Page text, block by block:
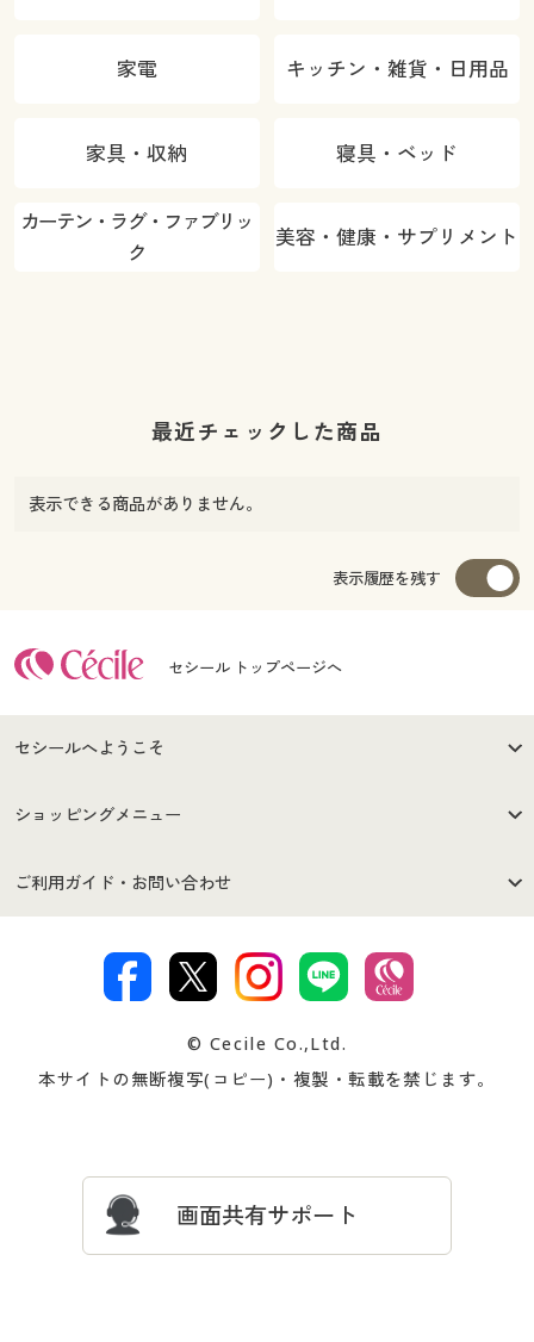
家電 キッチン・雑貨・日用品
家具・収納 寝具・ベッド
カーテン・ラグ・ファブリッ
ク
美容・健康・サプリメント
最近チェックした商品
表示できる商品がありません。
表示履歴を残す
セシール トップページへ
セシールへようこそ
はじめての方へ
セシールご利用規約
著作権・商標について 会社案内
ショッピングメニュー
商品カテゴリ
プレゼント＆キャンペーン サイトマップ
ご利用ガイド・お問い合わせ
交換・返品は お支払は
ついて
忘れの場合
© Cecile Co.,Ltd.
本サイトの無断複写(コピー)・複製・転載を禁じます。
画面共有サポート